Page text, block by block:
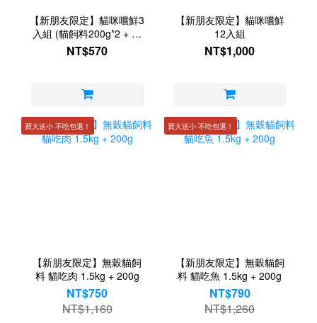
【新朋友限定】貓咪嚐鮮3
入組 (貓飼料200g*2 + 貓
凍乾70g*1)
NT$570
【新朋友限定】貓咪嚐鮮
12入組
NT$1,000
買大送小 不吃包退！
【新朋友限定】無穀貓飼
料 貓吃肉 1.5kg + 200g
NT$750
NT$1,160
買大送小 不吃包退！
【新朋友限定】無穀貓飼
料 貓吃魚 1.5kg + 200g
NT$790
NT$1,260